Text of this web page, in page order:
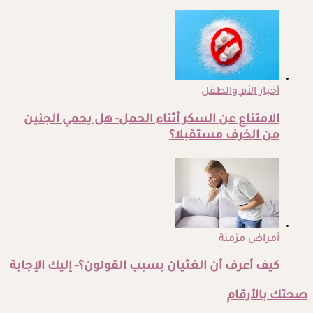
أخبار الأم والطفل
الامتناع عن السكر أثناء الحمل- هل يحمي الجنين
من الخرف مستقبلا؟
أمراض مزمنة
كيف أعرف أن الغثيان بسبب القولون؟- إليك الإجابة
صحتك بالأرقام